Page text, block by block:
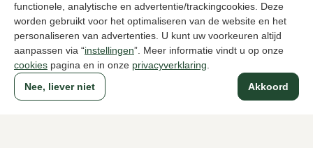
functionele, analytische en advertentie/trackingcookies. Deze
worden gebruikt voor het optimaliseren van de website en het
personaliseren van advertenties. U kunt uw voorkeuren altijd
aanpassen via “instellingen”. Meer informatie vindt u op onze
cookies pagina en in onze privacyverklaring
Akkoord
Nee, liever niet
Van Bommel
Cognac veterschoenen heren
289,95
Magnanni
Roodbruin
349,95